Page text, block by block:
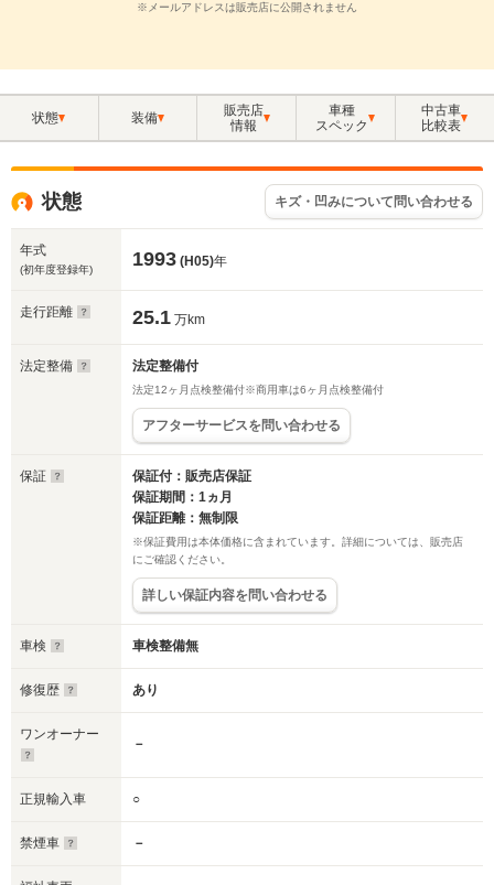
※メールアドレスは販売店に公開されません
状態 装備
販売店
情報
車種
スペック
中古車
比較表
状態 キズ・凹みについて問い合わせる
年式
(初年度登録年) 1993 (H05)年
走行距離 25.1 万km
法定整備 法定整備付
法定12ヶ月点検整備付※商用車は6ヶ月点検整備付
アフターサービスを問い合わせる
保証
保証付：販売店保証
保証期間：1ヵ月
保証距離：無制限
※保証費用は本体価格に含まれています。詳細については、販売店
にご確認ください。
詳しい保証内容を問い合わせる
車検 車検整備無
修復歴 あり
ワンオーナー
－
正規輸入車 ○
禁煙車 －